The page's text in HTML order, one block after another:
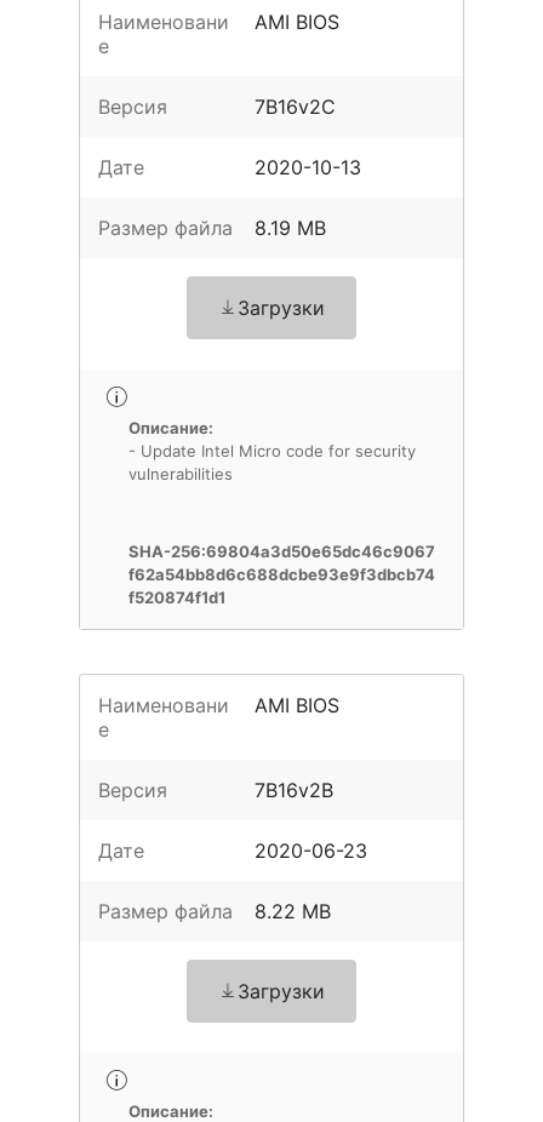
Наименовани
е
AMI BIOS
Версия 7B16v2C
Дате 2020-10-13
Размер файла 8.19 MB
Загрузки
Описание:
- Update Intel Micro code for security
vulnerabilities
SHA-256:69804a3d50e65dc46c9067
f62a54bb8d6c688dcbe93e9f3dbcb74
f520874f1d1
Наименовани
е
AMI BIOS
Версия 7B16v2B
Дате 2020-06-23
Размер файла 8.22 MB
Загрузки
Описание: